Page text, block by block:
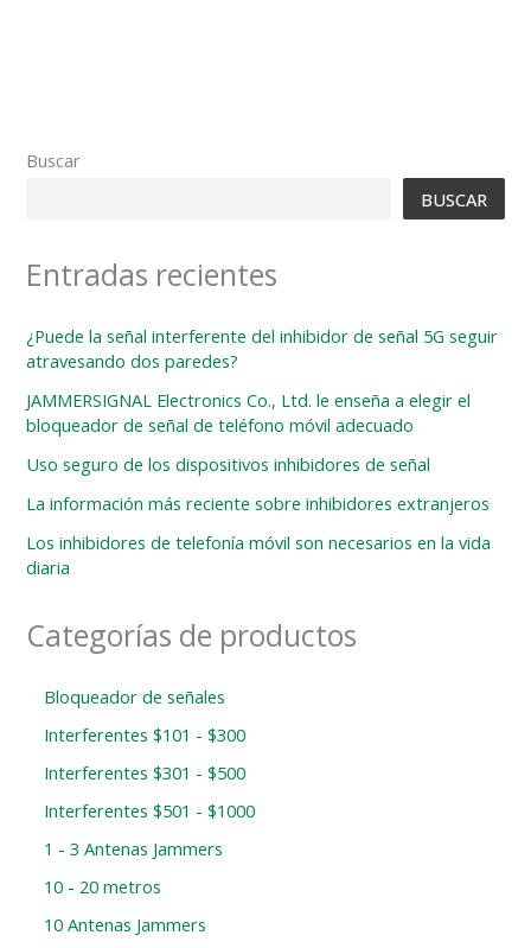
Buscar
BUSCAR
Entradas recientes
¿Puede la señal interferente del inhibidor de señal 5G seguir
atravesando dos paredes?
JAMMERSIGNAL Electronics Co., Ltd. le enseña a elegir el
bloqueador de señal de teléfono móvil adecuado
Uso seguro de los dispositivos inhibidores de señal
La información más reciente sobre inhibidores extranjeros
Los inhibidores de telefonía móvil son necesarios en la vida
diaria
Categorías de productos
Bloqueador de señales
Interferentes $101 - $300
Interferentes $301 - $500
Interferentes $501 - $1000
1 - 3 Antenas Jammers
10 - 20 metros
10 Antenas Jammers